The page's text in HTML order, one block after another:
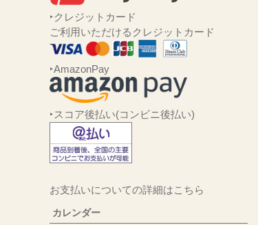
‣クレジットカード
ご利用いただけるクレジットカード
‣AmazonPay
‣スコア後払い(コンビニ後払い)
お支払いについての詳細はこちら
カレンダー